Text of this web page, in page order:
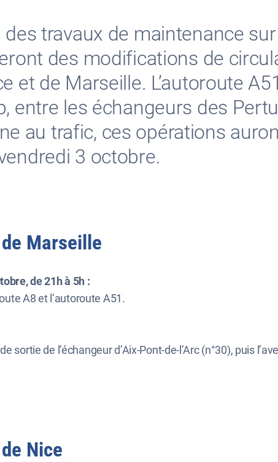
travaux de maintenance
des modifications de
et de Marseille. L’autoroute
entre les échangeurs des
au trafic, ces opérations
3 octobre.
Marseille
de 21h à 5h :
A8 et l’autoroute A51.
de l’échangeur d’Aix-Pont-de-l’Arc (n°30), puis
Nice